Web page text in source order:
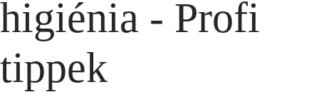
higiénia - Profi
tippek